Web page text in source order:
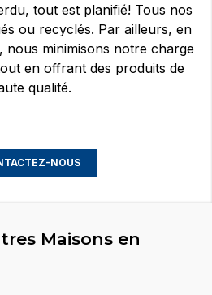
tout est planifié! Tous nos
ou recyclés. Par ailleurs, en
nous minimisons notre charge
en offrant des produits de
qualité.
NOUS
Maisons en